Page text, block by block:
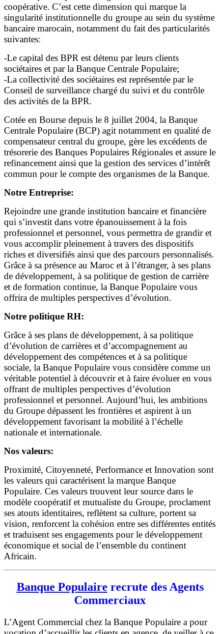
coopérative. C’est cette dimension qui marque la
singularité institutionnelle du groupe au sein du système
bancaire marocain, notamment du fait des particularités
suivantes:
-Le capital des BPR est détenu par leurs clients
sociétaires et par la Banque Centrale Populaire;
-La collectivité des sociétaires est représentée par le
Conseil de surveillance chargé du suivi et du contrôle
des activités de la BPR.
Cotée en Bourse depuis le 8 juillet 2004, la Banque
Centrale Populaire (BCP) agit notamment en qualité de
compensateur central du groupe, gère les excédents de
trésorerie des Banques Populaires Régionales et assure le
refinancement ainsi que la gestion des services d’intérêt
commun pour le compte des organismes de la Banque.
Notre Entreprise:
Rejoindre une grande institution bancaire et financière
qui s’investit dans votre épanouissement à la fois
professionnel et personnel, vous permettra de grandir et
vous accomplir pleinement à travers des dispositifs
riches et diversifiés ainsi que des parcours personnalisés.
Grâce à sa présence au Maroc et à l’étranger, à ses plans
de développement, à sa politique de gestion de carrière
et de formation continue, la Banque Populaire vous
offrira de multiples perspectives d’évolution.
Notre politique RH:
Grâce à ses plans de développement, à sa politique
d’évolution de carrières et d’accompagnement au
développement des compétences et à sa politique
sociale, la Banque Populaire vous considère comme un
véritable potentiel à découvrir et à faire évoluer en vous
offrant de multiples perspectives d’évolution
professionnel et personnel. Aujourd’hui, les ambitions
du Groupe dépassent les frontières et aspirent à un
développement favorisant la mobilité à l’échelle
nationale et internationale.
Nos valeurs:
Proximité, Citoyenneté, Performance et Innovation sont
les valeurs qui caractérisent la marque Banque
Populaire. Ces valeurs trouvent leur source dans le
modèle coopératif et mutualiste du Groupe, proclament
ses atouts identitaires, reflètent sa culture, portent sa
vision, renforcent la cohésion entre ses différentes entités
et traduisent ses engagements pour le développement
économique et social de l’ensemble du continent
Africain.
Banque Populaire recrute des Agents
Commerciaux
L’Agent Commercial chez la Banque Populaire a pour